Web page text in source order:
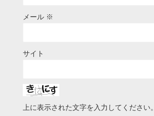
メール ※
サイト
上に表示された文字を入力してください。